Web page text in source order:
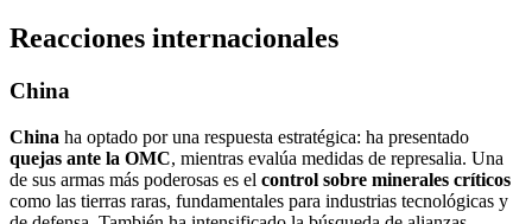
Reacciones internacionales
China
China ha optado por una respuesta estratégica: ha presentado
quejas ante la OMC, mientras evalúa medidas de represalia. Una
de sus armas más poderosas es el control sobre minerales críticos
como las tierras raras, fundamentales para industrias tecnológicas y